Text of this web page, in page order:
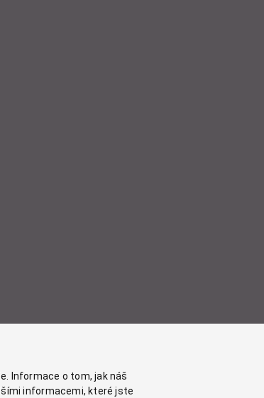
Informace o tom, jak náš
informacemi, které jste